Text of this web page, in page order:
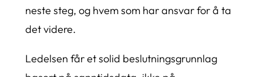
neste steg, og hvem som har ansvar for å ta
det videre.
Ledelsen får et solid beslutningsgrunnlag